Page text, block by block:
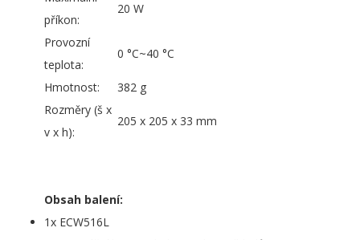
příkon:
20 W
Provozní
teplota:
0 °C~40 °C
Hmotnost:
382 g
Rozměry (š x
v x h):
205 x 205 x 33 mm
Obsah balení:
1x ECW516L